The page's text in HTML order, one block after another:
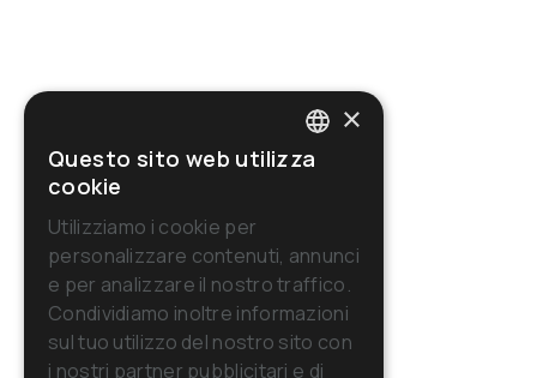
ITALIAN
FRENCH
GERMAN
SPANISH
×
Questo sito web utilizza
cookie
Utilizziamo i cookie per
personalizzare contenuti, annunci
e per analizzare il nostro traffico.
Condividiamo inoltre informazioni
sul tuo utilizzo del nostro sito con
i nostri partner pubblicitari e di